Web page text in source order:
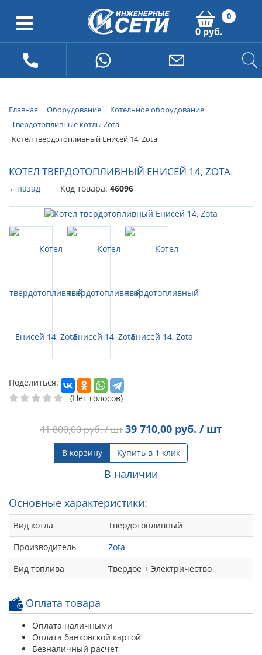
0
0 руб.
Главная Оборудование
Котельное оборудование
Твердотопливные котлы Zota
Котел твердотопливный Енисей 14, Zota
КОТЕЛ ТВЕРДОТОПЛИВНЫЙ ЕНИСЕЙ 14, ZOTA
←назад Код товара: 46096
Поделиться:
(Нет голосов)
41 800,00руб. / шт39 710,00 руб. / шт
В корзину Купить в 1 клик
В наличии
Основные характеристики:
Вид котла
Твердотопливный
Производитель
Zota
Вид топлива
Твердое + Электричество
Оплата товара
Оплата наличными
Оплата банковской картой
Безналичный расчет